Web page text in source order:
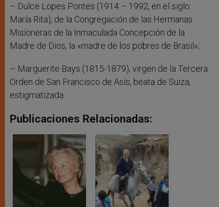
– Dulce Lopes Pontes (1914 – 1992, en el siglo:
María Rita), de la Congregación de las Hermanas
Misioneras de la Inmaculada Concepción de la
Madre de Dios, la «madre de los pobres de Brasil»;
– Marguerite Bays (1815-1879), virgen de la Tercera
Orden de San Francisco de Asís, beata de Suiza,
estigmatizada.
Publicaciones Relacionadas: